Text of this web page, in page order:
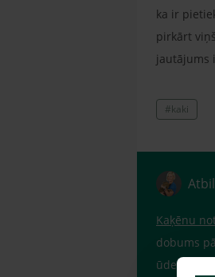
ka ir
pirkārt
jautājums
#kaki
Kaķēnu
dobums
ūdeni un